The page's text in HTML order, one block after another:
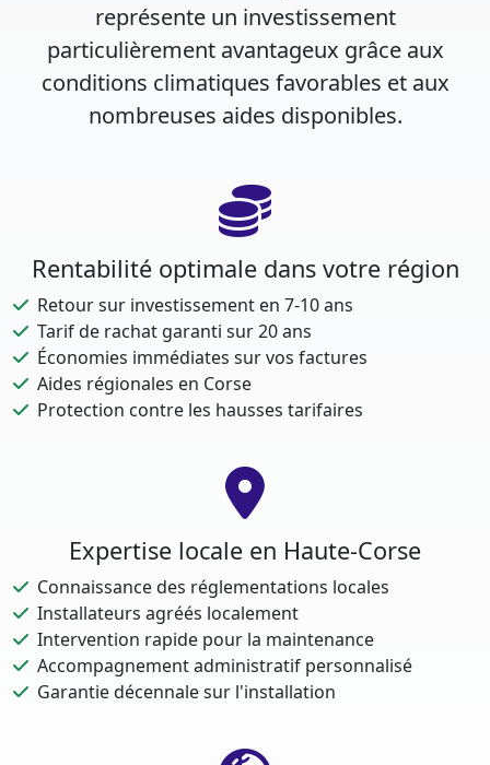
représente un investissement
particulièrement avantageux grâce aux
conditions climatiques favorables et aux
nombreuses aides disponibles.
Rentabilité optimale dans votre région
Retour sur investissement en 7-10 ans
Tarif de rachat garanti sur 20 ans
Économies immédiates sur vos factures
Aides régionales en Corse
Protection contre les hausses tarifaires
Expertise locale en Haute-Corse
Connaissance des réglementations locales
Installateurs agréés localement
Intervention rapide pour la maintenance
Accompagnement administratif personnalisé
Garantie décennale sur l'installation